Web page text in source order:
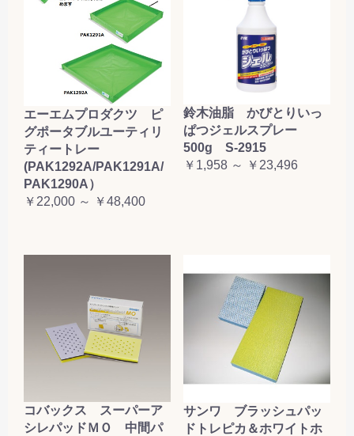
エーエムプロダクツ ピ
グポータブルユーティリ
ティートレー
(PAK1292A/PAK1291A/
PAK1290A）
￥22,000 ～ ￥48,400
鈴木油脂 かびとりいっ
ぱつジェルスプレー
500g S-2915
￥1,958 ～ ￥23,496
コバックス スーパーア
シレパッドＭＯ 中間パ
サンワ ブラッシュパッ
ドトレピカ＆ホワイトホ